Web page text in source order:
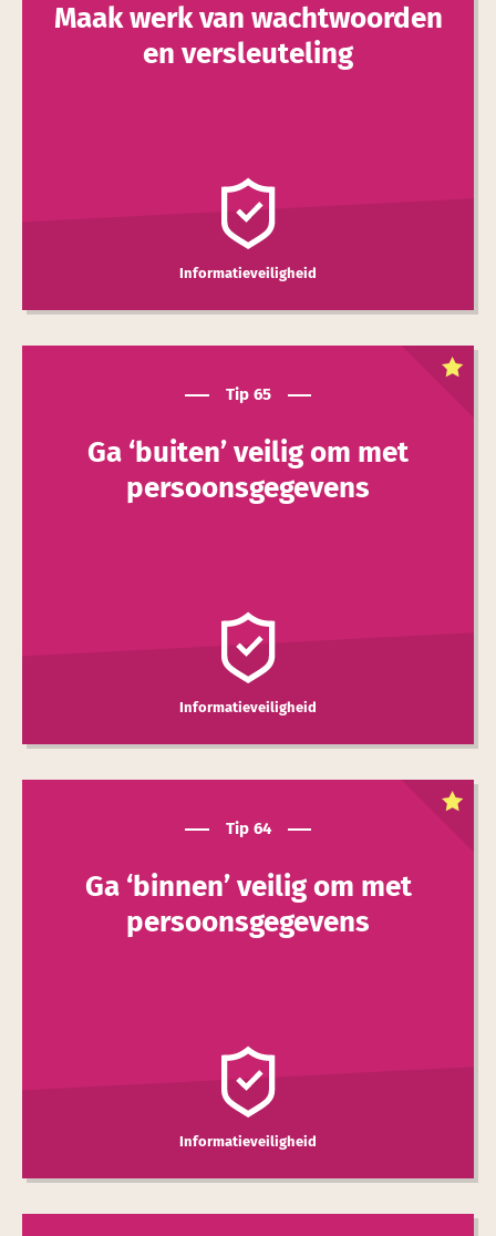
Maak werk van wacht­woorden
en versleuteling
Informatieveiligheid
Dit is een
Tip 65
Ga ‘buiten’ veilig om met
persoons­gegevens
Informatieveiligheid
Dit is een
Tip 64
Ga ‘binnen’ veilig om met
persoons­gegevens
Informatieveiligheid